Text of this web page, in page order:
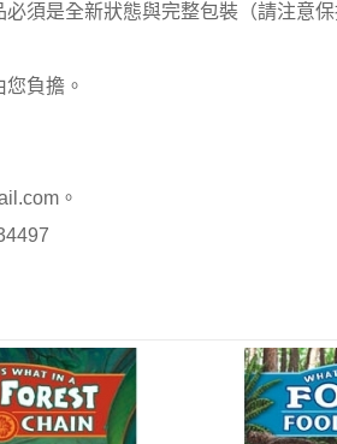
須是全新狀態與完整包裝（請注意
負擔。
。